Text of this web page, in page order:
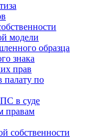
модели
образца
знака
прав
палату по
в суде
правам
собственности